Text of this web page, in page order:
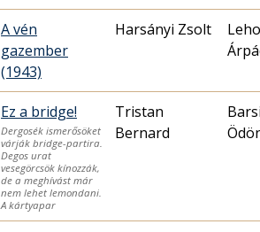
A vén
gazember
(1943)
Harsányi Zsolt
Ez a bridge!
Dergosék ismerősöket
várják bridge-partira.
Degos urat
vesegörcsök kínozzák,
de a meghívást már
nem lehet lemondani.
A kártyapar
Tristan
Bernard